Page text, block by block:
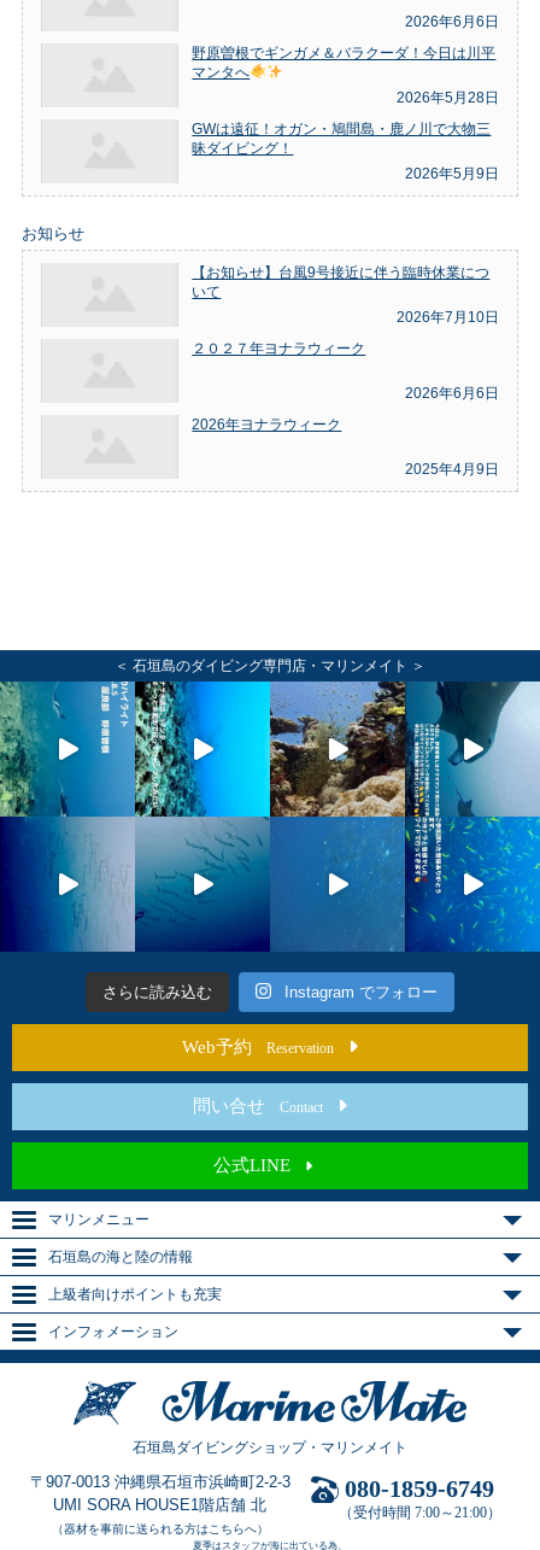
2026年6月6日
野原曽根でギンガメ＆バラクーダ！今日は川平
マンタへ
2026年5月28日
GWは遠征！オガン・鳩間島・鹿ノ川で大物三
昧ダイビング！
2026年5月9日
お知らせ
【お知らせ】台風9号接近に伴う臨時休業につ
いて
2026年7月10日
２０２７年ヨナラウィーク
2026年6月6日
2026年ヨナラウィーク
2025年4月9日
＜ 石垣島のダイビング専門店・マリンメイト ＞
さらに読み込む Instagram でフォロー
Web予約 Reservation
問い合せ Contact
公式LINE
マリンメニュー
石垣島の海と陸の情報
上級者向けポイントも充実
インフォメーション
石垣島ダイビングショップ・マリンメイト
〒907-0013 沖縄県石垣市浜崎町2-2-3
UMI SORA HOUSE1階店舗 北
（器材を事前に送られる方はこちらへ）
080-1859-6749
（受付時間 7:00～21:00）
夏季はスタッフが海に出ている為、